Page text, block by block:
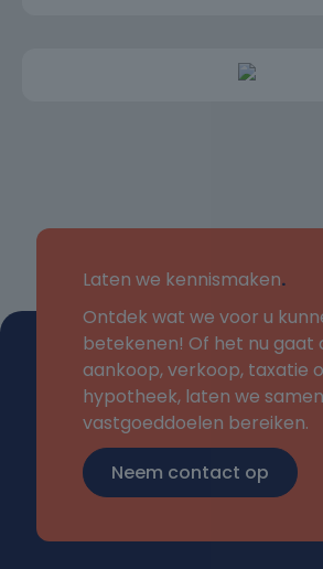
Laten we kennismaken.
Ontdek wat we voor u
betekenen! Of het nu gaat
aankoop, verkoop, taxatie
hypotheek, laten we
vastgoeddoelen bereiken.
Neem contact op